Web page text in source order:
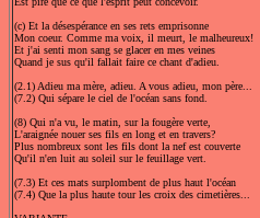
(c) Et la désespérance en ses rets emprisonne
Mon coeur. Comme ma voix, il meurt, le malheureux!
Et j'ai senti mon sang se glacer en mes veines
Quand je sus qu'il fallait faire ce chant d'adieu.
(2.1) Adieu ma mère, adieu. A vous adieu, mon père...
(7.2) Qui sépare le ciel de l'océan sans fond.
(8) Qui n'a vu, le matin, sur la fougère verte,
L'araignée nouer ses fils en long et en travers?
Plus nombreux sont les fils dont la nef est couverte
Qu'il n'en luit au soleil sur le feuillage vert.
(7.3) Et ces mats surplombent de plus haut l'océan
(7.4) Que la plus haute tour les croix des cimetières...